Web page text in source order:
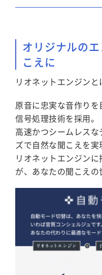
オリジナルの
こえに
リオネットエンジンと
原音に忠実な音作り
信号処理技術を採用。
高速かつシームレス
ズで自然な聞こえを実
リオネットエンジン
が、あなたの聞こえの